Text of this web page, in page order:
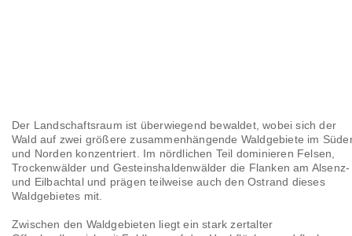
Der Landschaftsraum ist überwiegend bewaldet, wobei sich der
Wald auf zwei größere zusammenhängende Waldgebiete im
und Norden konzentriert. Im nördlichen Teil dominieren Felsen,
Trockenwälder und Gesteinshaldenwälder die Flanken am Alsenz-
und Eilbachtal und prägen teilweise auch den Ostrand dieses
Waldgebietes mit.
Zwischen den Waldgebieten liegt ein stark zertalter